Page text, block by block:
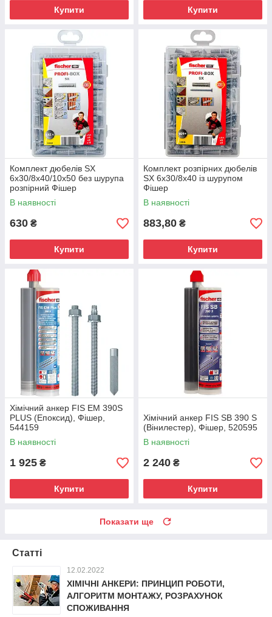
Купити Купити
Комплект дюбелів SX
6х30/8х40/10х50 без шурупа
розпірний Фішер
В наявності
630 ₴
Купити
Комплект розпірних дюбелів
SX 6х30/8х40 із шурупом
Фішер
В наявності
883,80 ₴
Купити
Хімічний анкер FIS EM 390S
PLUS (Епоксид), Фішер,
544159
В наявності
1 925 ₴
Купити
Хімічний анкер FIS SB 390 S
(Вінилестер), Фішер, 520595
В наявності
2 240 ₴
Купити
Показати ще
Статті
12.02.2022
ХІМІЧНІ АНКЕРИ: ПРИНЦИП РОБОТИ,
АЛГОРИТМ МОНТАЖУ, РОЗРАХУНОК
СПОЖИВАННЯ